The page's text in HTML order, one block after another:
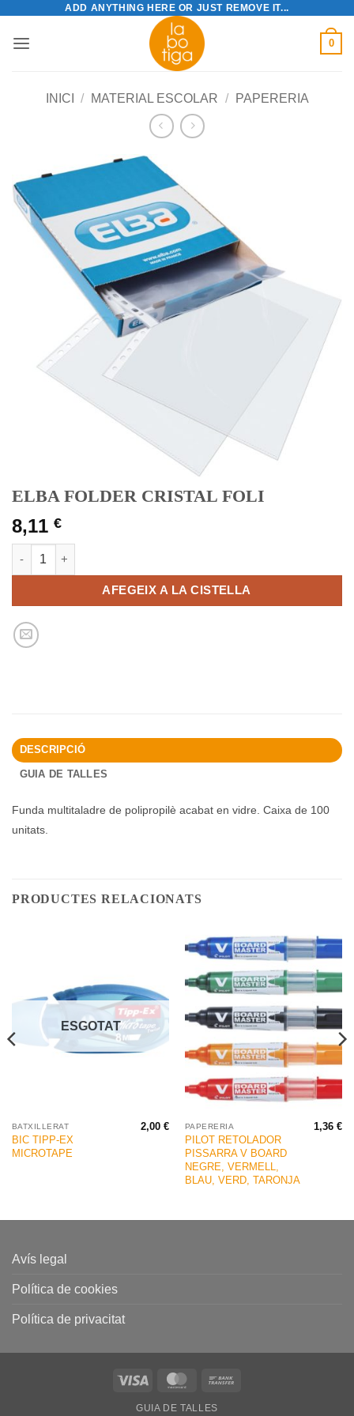
content
ADD ANYTHING HERE OR JUST REMOVE IT...
0
INICI / MATERIAL ESCOLAR / PAPERERIA
ELBA FOLDER CRISTAL FOLI
8,11 €
quantitat de ELBA FOLDER CRISTAL FOLI
AFEGEIX A LA CISTELLA
DESCRIPCIÓ
GUIA DE TALLES
Funda multitaladre de polipropilè acabat en vidre. Caixa de 100
unitats.
PRODUCTES RELACIONATS
ESGOTAT
BATXILLERAT
BIC TIPP-EX
MICROTAPE
2,00€ PAPERERIA
PILOT RETOLADOR
PISSARRA V BOARD
NEGRE, VERMELL,
BLAU, VERD, TARONJA
1,36€
Avís legal
Política de cookies
Política de privacitat
Visa MasterCard
GUIA DE TALLES